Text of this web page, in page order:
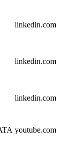
linkedin.com
linkedin.com
linkedin.com
youtube.com